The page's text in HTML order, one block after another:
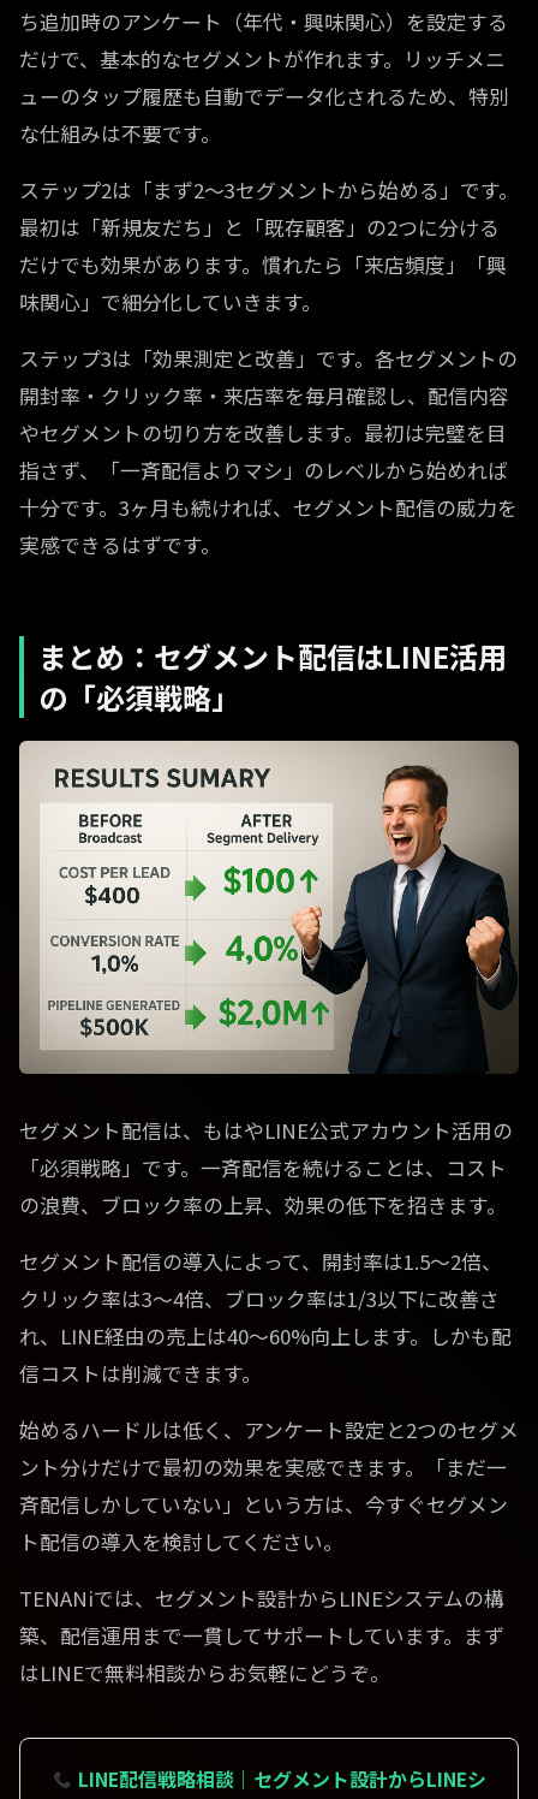
ち追加時のアンケート（年代・興味関心）を設定する
だけで、基本的なセグメントが作れます。リッチメニ
ューのタップ履歴も自動でデータ化されるため、特別
な仕組みは不要です。
ステップ2は「まず2〜3セグメントから始める」です。
最初は「新規友だち」と「既存顧客」の2つに分ける
だけでも効果があります。慣れたら「来店頻度」「興
味関心」で細分化していきます。
ステップ3は「効果測定と改善」です。各セグメントの
開封率・クリック率・来店率を毎月確認し、配信内容
やセグメントの切り方を改善します。最初は完璧を目
指さず、「一斉配信よりマシ」のレベルから始めれば
十分です。3ヶ月も続ければ、セグメント配信の威力を
実感できるはずです。
まとめ：セグメント配信はLINE活用
の「必須戦略」
セグメント配信は、もはやLINE公式アカウント活用の
「必須戦略」です。一斉配信を続けることは、コスト
の浪費、ブロック率の上昇、効果の低下を招きます。
セグメント配信の導入によって、開封率は1.5〜2倍、
クリック率は3〜4倍、ブロック率は1/3以下に改善さ
れ、LINE経由の売上は40〜60%向上します。しかも配
信コストは削減できます。
始めるハードルは低く、アンケート設定と2つのセグメ
ント分けだけで最初の効果を実感できます。「まだ一
斉配信しかしていない」という方は、今すぐセグメン
ト配信の導入を検討してください。
TENANiでは、セグメント設計からLINEシステムの構
築、配信運用まで一貫してサポートしています。まず
はLINEで無料相談からお気軽にどうぞ。
LINE配信戦略相談｜セグメント設計からLINEシ